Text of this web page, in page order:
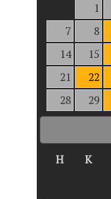
1
7
8
14
15
21
22
28
29
H K